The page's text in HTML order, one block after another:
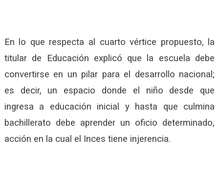
En lo que respecta al cuarto vértice propuesto, la
titular de Educación explicó que la escuela debe
convertirse en un pilar para el desarrollo nacional;
es decir, un espacio donde el niño desde que
ingresa a educación inicial y hasta que culmina
bachillerato debe aprender un oficio determinado,
acción en la cual el Inces tiene injerencia.